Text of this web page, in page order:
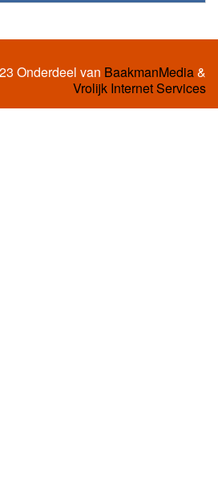
Onderdeel van BaakmanMedia&
Vrolijk Internet Services